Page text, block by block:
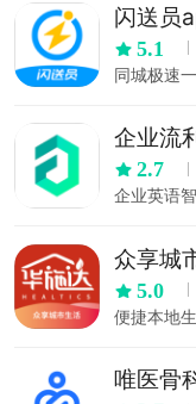
闪送员
5.1
同城极速
企业流
2.7
企业英语
众享城
5.0
便捷本地
唯医骨